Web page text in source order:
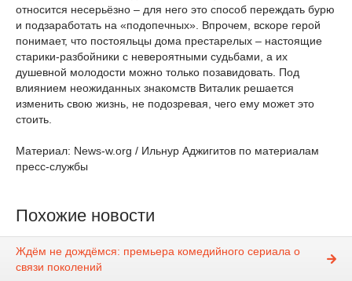
относится несерьёзно – для него это способ переждать бурю
и подзаработать на «подопечных». Впрочем, вскоре герой
понимает, что постояльцы дома престарелых – настоящие
старики-разбойники с невероятными судьбами, а их
душевной молодости можно только позавидовать. Под
влиянием неожиданных знакомств Виталик решается
изменить свою жизнь, не подозревая, чего ему может это
стоить.
Материал: News-w.org / Ильнур Аджигитов по материалам
пресс-службы
Похожие новости
Ждём не дождёмся: премьера комедийного сериала о
связи поколений